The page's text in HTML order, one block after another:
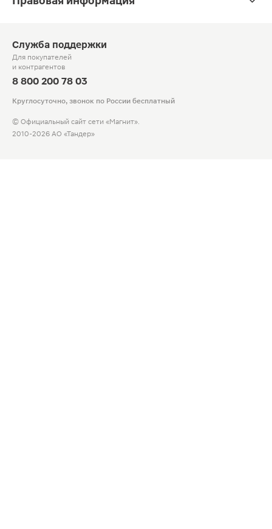
Служба поддержки
Для покупателей
и контрагентов
8 800 200 78 03
Круглосуточно, звонок по России бесплатный
© Официальный сайт сети «Магнит».
2010-2026 АО «Тандер»